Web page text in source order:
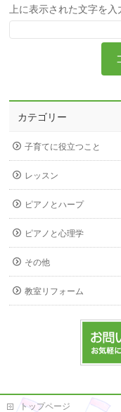
上に表示された文字を入
カテゴリー
子育てに役立つこと
レッスン
ピアノとハープ
ピアノと心理学
その他
教室リフォーム
トップページ